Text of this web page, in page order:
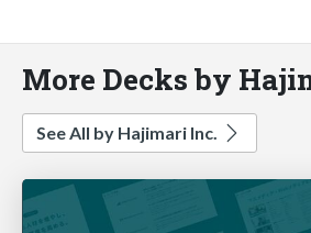
More Decks by
See All by Hajimari Inc.